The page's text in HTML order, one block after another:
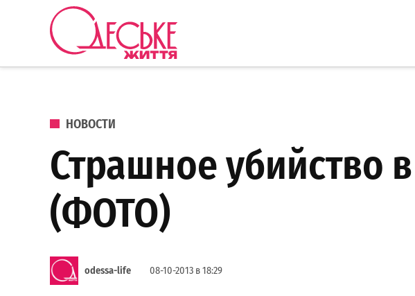
Перейти к содержанию
ОПУБЛИКОВАНО В
НОВОСТИ
Страшное убийство
(ФОТО)
odessa-life 08-10-2013 в 18:29